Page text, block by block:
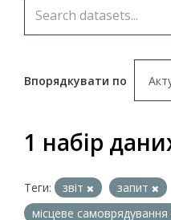
Впорядкувати по
1 набір
Теги: звіт
запит
місцеве самоврядування